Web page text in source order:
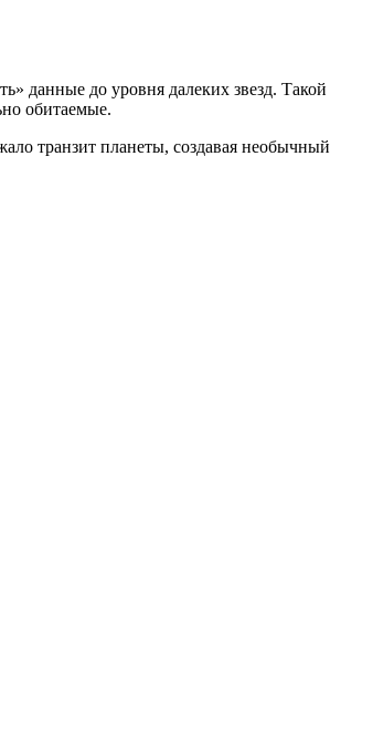
данные до уровня далеких звезд. Такой
обитаемые.
транзит планеты, создавая необычный